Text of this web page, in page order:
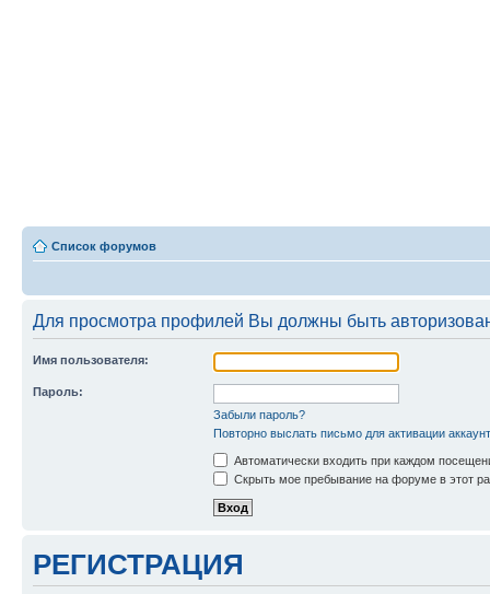
Список форумов
Для просмотра профилей Вы должны быть
Имя пользователя:
Пароль:
Забыли пароль?
Повторно выслать письмо для активации
Автоматически входить при каждом
Скрыть мое пребывание на форуме в этот
РЕГИСТРАЦИЯ